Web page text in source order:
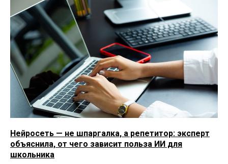
Нейросеть — не шпаргалка, а репетитор: эксперт
объяснила, от чего зависит польза ИИ для
школьника